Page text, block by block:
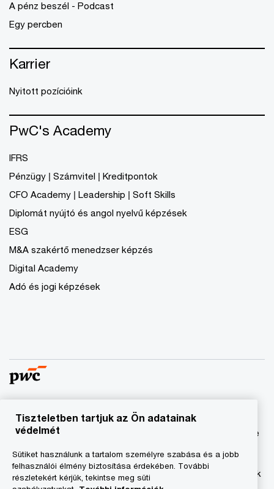
A pénz beszél - Podcast
Egy percben
Karrier
Nyitott pozícióink
PwC's Academy
IFRS
Pénzügy | Számvitel | Kreditpontok
CFO Academy | Leadership | Soft Skills
Diplomát nyújtó és angol nyelvű képzések
ESG
M&A szakértő menedzser képzés
Digital Academy
Adó és jogi képzések
© 2023 - 2026 PwC. Minden jog fenntartva. A „PwC”
kifejezés a PricewaterhouseCoopers Könyvvizsgáló Kft.-re
amelyek az önálló és független jogi személyekből álló
PricewaterhouseCoopers International Limited hálózatának
tagja.
Tiszteletben tartjuk az Ön adatainak
védelmét
Sütiket használunk a tartalom személyre szabása és a jobb
felhasználói élmény biztosítása érdekében. További
részletekért kérjük, tekintse meg süti